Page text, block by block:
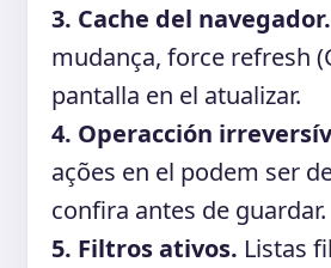
3. Cache del navegador.
mudança, force refresh
pantalla en el atualizar.
4. Operacción
ações en el podem ser
confira antes de guardar.
5. Filtros ativos. Listas